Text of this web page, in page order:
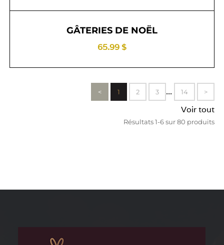
GÂTERIES DE NOËL
65.99 $
< 1 2 3 ... 14 >
Voir tout
Résultats 1-6 sur 80 produits